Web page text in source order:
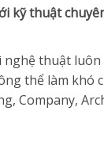
kỹ thuật
thuật
thể làm khó
Company,